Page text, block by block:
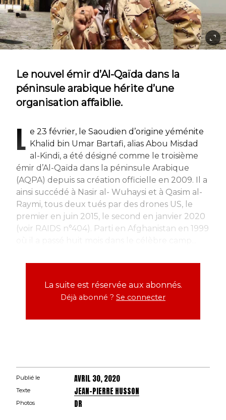
Le nouvel émir d’Al-Qaïda dans la
péninsule arabique hérite d’une
organisation affaiblie.
L e 23 février, le Saoudien d’origine yéménite
Khalid bin Umar Bartafi, alias Abou Misdad
al-Kindi, a été désigné comme le troisième
émir d’Al-Qaïda dans la péninsule Arabique
(AQPA) depuis sa création officielle en 2009. Il a
ainsi succédé à Nasir al- Wuhaysi et à Qasim al-
Raymi, tous deux tués par des drones US, le
premier en juin 2015, le second en janvier 2020
(voir RAIDS n°404). Parti en Afghanistan en 1999
La suite est réservée aux abonnés.
Déjà abonné ? Se connecter
Publié le AVRIL 30, 2020
Texte JEAN-PIERRE HUSSON
Photos DR